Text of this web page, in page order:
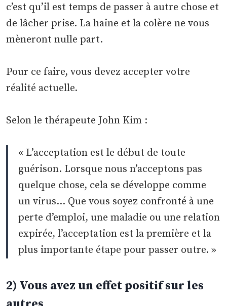
c’est qu’il est temps de passer à autre chose et
de lâcher prise. La haine et la colère ne vous
mèneront nulle part.
Pour ce faire, vous devez accepter votre
réalité actuelle.
Selon le thérapeute John Kim :
« L’acceptation est le début de toute
guérison. Lorsque nous n’acceptons pas
quelque chose, cela se développe comme
un virus… Que vous soyez confronté à une
perte d’emploi, une maladie ou une relation
expirée, l’acceptation est la première et la
plus importante étape pour passer outre. »
2) Vous avez un effet positif sur les